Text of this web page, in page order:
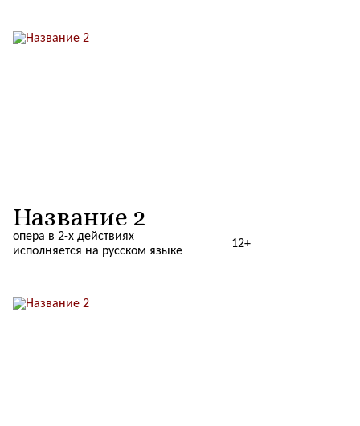
Название 2
опера в 2-х действиях
исполняется на русском языке
12+